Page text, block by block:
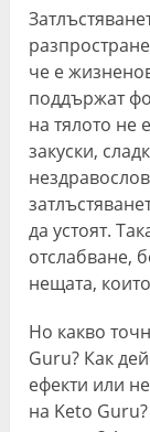
че е
поддържат
на тялото не
закуски,
да устоят.
отслабване,
нещата,
Но какво
Guru? Как
ефекти или
на Keto